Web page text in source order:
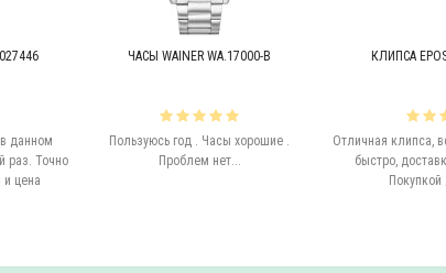
данном
раз. Точно
и цена
ЧАСЫ WAINER WA.17000-B
Пользуюсь год . Часы хорошие .
Проблем нет...
КЛИПСА
Отличная клипса,
быстро,